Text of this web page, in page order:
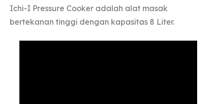
Ichi-I Pressure Cooker adalah alat masak
bertekanan tinggi dengan kapasitas 8 Liter.